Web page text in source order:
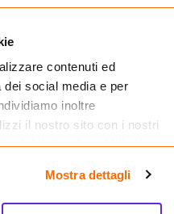
contenuti ed
dei social media e per
inoltre
il nostro sito con i nostri
dei dati web, pubblicità e
che hanno raccolto dal
Mostra dettagli